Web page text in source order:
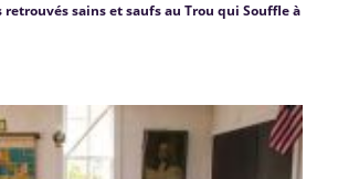
retrouvés sains et saufs au Trou qui Souffle à